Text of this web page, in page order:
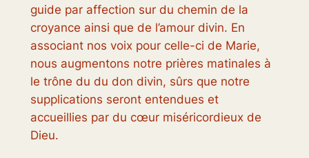
guide par affection sur du chemin de la
croyance ainsi que de l’amour divin. En
associant nos voix pour celle-ci de Marie,
nous augmentons notre prières matinales à
le trône du du don divin, sûrs que notre
supplications seront entendues et
accueillies par du cœur miséricordieux de
Dieu.